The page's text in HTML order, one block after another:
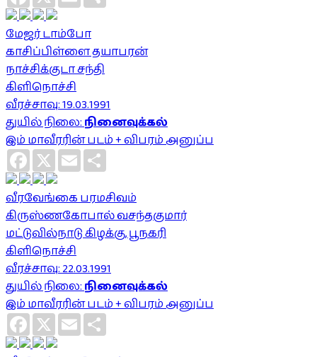
மேஜர் டாம்போ
காசிப்பிள்ளை தயாபரன்
நாச்சிக்குடா சந்தி
கிளிநொச்சி
வீரச்சாவு: 19.03.1991
துயில் நிலை:நினைவுக்கல்
இம் மாவீரரின் படம் + விபரம் அனுப்ப
Facebook
X Email
வீரவேங்கை பரமசிவம்
கிருஸ்ணகோபால் வசந்தகுமார்
மட்டுவில்நாடு கிழக்கு, பூநகரி
கிளிநொச்சி
வீரச்சாவு: 22.03.1991
துயில் நிலை:நினைவுக்கல்
இம் மாவீரரின் படம் + விபரம் அனுப்ப
Facebook
X Email